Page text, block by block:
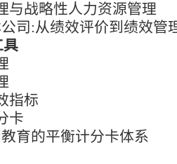
与战略性人力资源管理
司:从绩效评价到绩效管
具
指标
卡
育的平衡计分卡体系